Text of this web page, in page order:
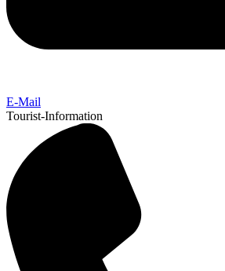
E-Mail
Tourist-Information